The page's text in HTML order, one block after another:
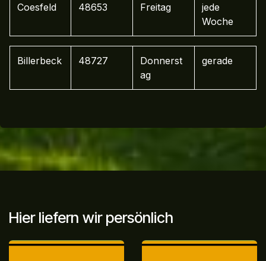
Coesfeld 48653 Freitag
jede
Woche
Billerbeck 48727
Donnerst
ag
gerade
Hier liefern wir persönlich